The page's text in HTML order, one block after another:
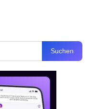
Suchen